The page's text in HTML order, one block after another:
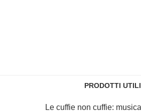
PRODOTTI UTILI
Le cuffie non cuffie: